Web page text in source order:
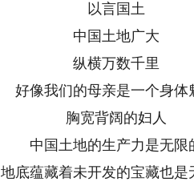
以言国土
中国土地广大
纵横万数千里
好像我们的母亲是一个身体
胸宽背阔的妇人
中国土地的生产力是无限
地底蕴藏着未开发的宝藏也是